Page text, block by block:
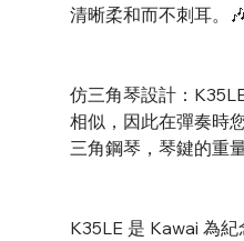
清晰柔和而不刺耳。
仿三角琴設計：
相似，因此在彈奏時
三角鋼琴，琴鍵的重
K35LE 是 Kawai 為